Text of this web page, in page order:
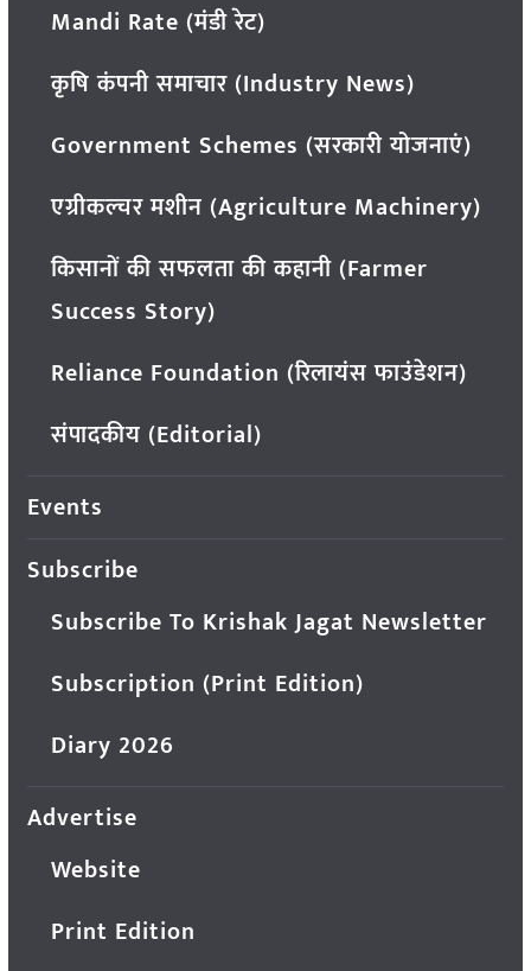
Mandi Rate (मंडी रेट)
कृषि कंपनी समाचार (Industry News)
Government Schemes (सरकारी योजनाएं)
एग्रीकल्चर मशीन (Agriculture Machinery)
किसानों की सफलता की कहानी (Farmer
Success Story)
Reliance Foundation (रिलायंस फाउंडेशन)
संपादकीय (Editorial)
Events
Subscribe
Subscribe To Krishak Jagat Newsletter
Subscription (Print Edition)
Diary 2026
Advertise
Website
Print Edition